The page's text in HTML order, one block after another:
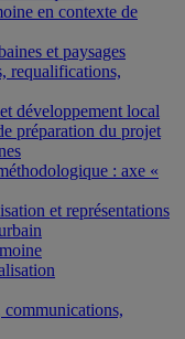
en contexte de
et paysages
requalifications,
développement local
préparation du projet
: axe «
et représentations